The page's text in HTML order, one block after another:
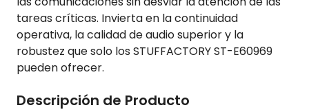
tareas críticas. Invierta en la continuidad
operativa, la calidad de audio superior y la
robustez que solo los STUFFACTORY ST-E60969
pueden ofrecer.
Descripción de Producto